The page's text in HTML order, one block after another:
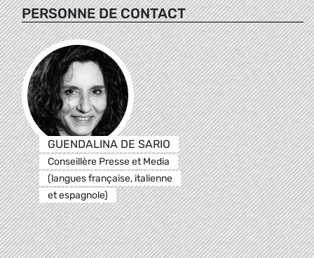
PERSONNE DE CONTACT
GUENDALINA DE SARIO
Conseillère Presse et Media
(langues française, italienne
et espagnole)